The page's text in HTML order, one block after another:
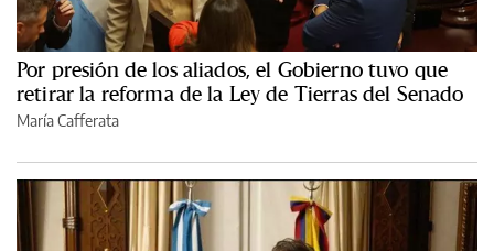
Por presión de los aliados, el Gobierno tuvo que
retirar la reforma de la Ley de Tierras del Senado
María Cafferata